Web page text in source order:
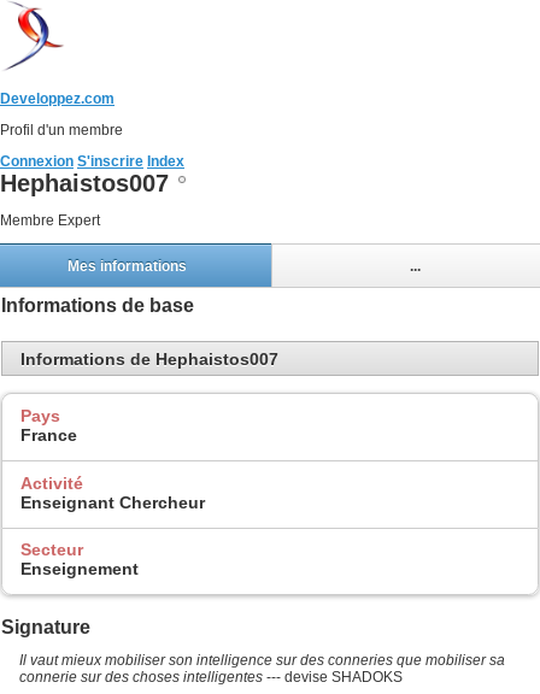
Developpez.com
Profil d'un membre
Connexion S'inscrire Index
Hephaistos007
Membre Expert
Mes informations ...
Informations de base
Informations de Hephaistos007
Pays
France
Activité
Enseignant Chercheur
Secteur
Enseignement
Signature
Il vaut mieux mobiliser son intelligence sur des conneries que mobiliser sa
connerie sur des choses intelligentes --- devise SHADOKS